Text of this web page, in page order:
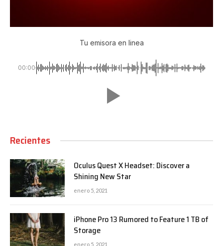
Tu emisora en linea
00:00
Recientes
Oculus Quest X Headset: Discover a
Shining New Star
enero 5, 2021
iPhone Pro 13 Rumored to Feature 1 TB of
Storage
enero 5, 2021